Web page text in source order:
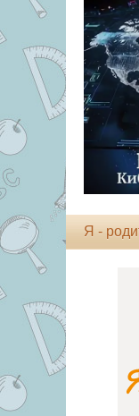
Я -